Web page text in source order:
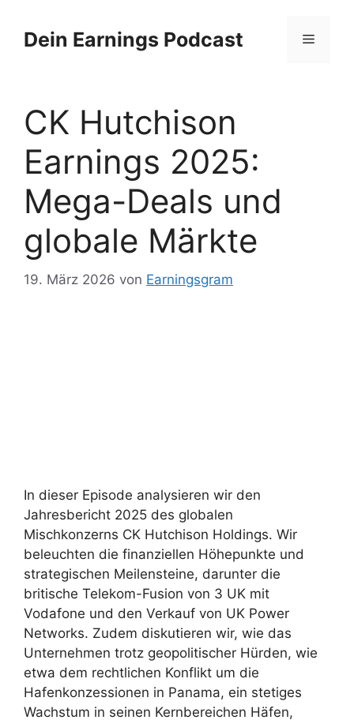
Inhalt
springen
Dein Earnings Podcast Menü
CK Hutchison
Earnings 2025:
Mega-Deals und
globale Märkte
19. März 2026 von Earningsgram
In dieser Episode analysieren wir den
Jahresbericht 2025 des globalen
Mischkonzerns CK Hutchison Holdings. Wir
beleuchten die finanziellen Höhepunkte und
strategischen Meilensteine, darunter die
britische Telekom-Fusion von 3 UK mit
Vodafone und den Verkauf von UK Power
Networks. Zudem diskutieren wir, wie das
Unternehmen trotz geopolitischer Hürden, wie
etwa dem rechtlichen Konflikt um die
Hafenkonzessionen in Panama, ein stetiges
Wachstum in seinen Kernbereichen Häfen,